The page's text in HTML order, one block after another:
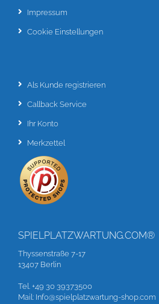
Impressum
Cookie Einstellungen
Als Kunde registrieren
Callback Service
Ihr Konto
Merkzettel
SPIELPLATZWARTUNG.COM®
Thyssenstraße 7-17
13407 Berlin
Tel. +49 30 39373500
Mail: Info@spielplatzwartung-shop.com